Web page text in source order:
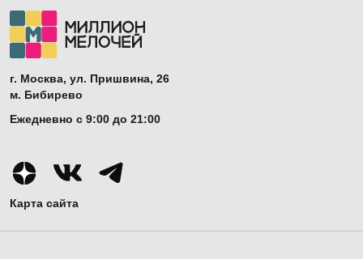
г. Москва, ул. Пришвина, 26
м. Бибирево
Ежедневно с 9:00 до 21:00
Карта сайта